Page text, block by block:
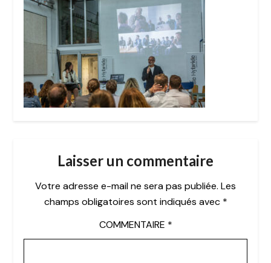
Laisser un commentaire
Votre adresse e-mail ne sera pas publiée. Les
champs obligatoires sont indiqués avec *
COMMENTAIRE *